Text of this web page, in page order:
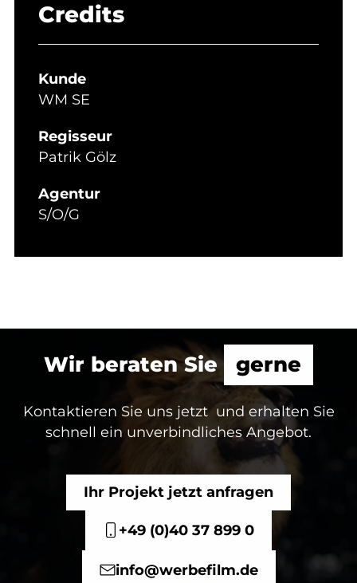
Credits
Kunde
WM SE
Regisseur
Patrik Gölz
Agentur
S/O/G
Wir beraten Sie gerne
Kontaktieren Sie uns jetzt und erhalten Sie
schnell ein unverbindliches Angebot.
Ihr Projekt jetzt anfragen
+49 (0)40 37 899 0
info@werbefilm.de